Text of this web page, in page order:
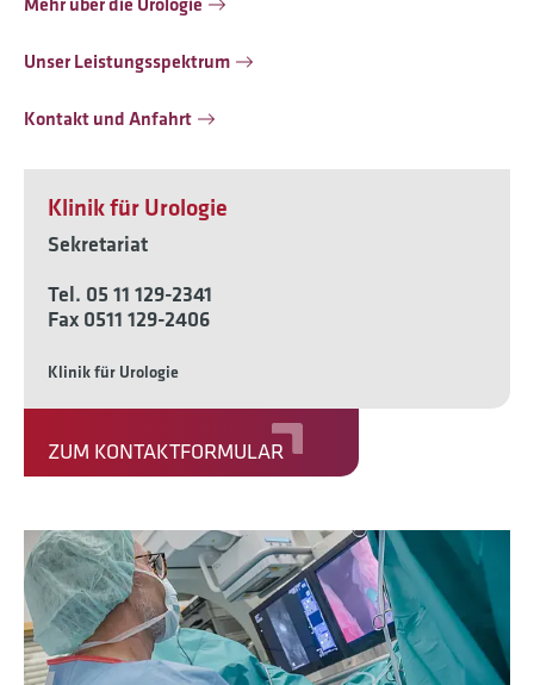
Unser Leistungsspektrum
Kontakt und Anfahrt
Klinik für Urologie
Sekretariat
Tel. 05 11 129-2341
Fax 0511 129-2406
Klinik für Urologie
ZUM KONTAKTFORMULAR